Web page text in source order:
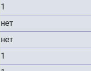
1
нет
нет
1